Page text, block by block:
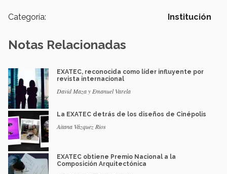
Categoría: Institución
Notas Relacionadas
EXATEC, reconocida como líder influyente por
revista internacional
David Maza y Emanuel Varela
La EXATEC detrás de los diseños de Cinépolis
Aitana Vázquez Rios
EXATEC obtiene Premio Nacional a la
Composición Arquitectónica